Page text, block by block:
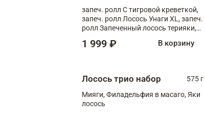
запеч. ролл С тигровой креветкой,
запеч. ролл Лосось Унаги XL, запеч.
ролл Запеченный лосось терияки,
1 999 ₽ В корзину
Лосось трио набор
575 г
Мияги, Филадельфия в масаго, Яки
лосось